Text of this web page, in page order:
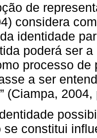
de
considera
identidade
poderá ser
processo
a ser
(Ciampa, 2004,
se constitui